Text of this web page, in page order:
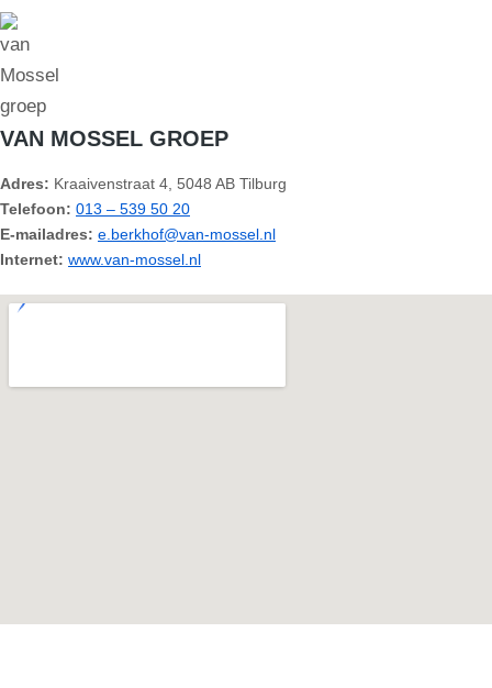
VAN MOSSEL GROEP
Adres: Kraaivenstraat 4, 5048 AB Tilburg
Telefoon: 013 – 539 50 20
E-mailadres: e.berkhof@van-mossel.nl
Internet: www.van-mossel.nl